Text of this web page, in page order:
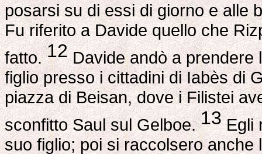
posarsi su di essi di giorno e alle
Fu riferito a Davide quello che
fatto.12Davide andò a prendere
figlio presso i cittadini di Iabès di
piazza di Beisan, dove i Filistei
sconfitto Saul sul Gelboe.13Egli
suo figlio; poi si raccolsero